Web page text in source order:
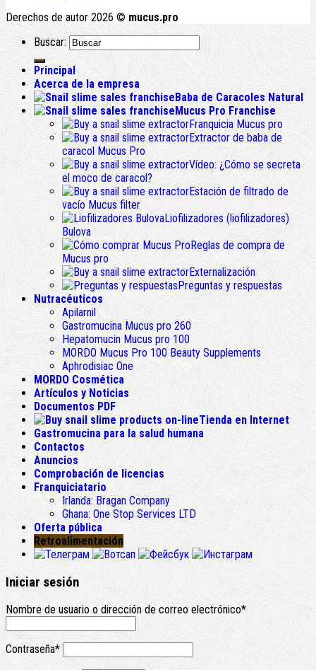
Derechos de autor 2026 © mucus.pro
Buscar:
Principal
Acerca de la empresa
Baba de Caracoles Natural
Mucus Pro Franchise
Franquicia Mucus pro
Extractor de baba de
caracol Mucus Pro
Vídeo: ¿Cómo se secreta
el moco de caracol?
Estación de filtrado de
vacío Mucus filter
Liofilizadores (liofilizadores)
Bulova
Reglas de compra de
Mucus pro
Externalización
Preguntas y respuestas
Nutracéuticos
Apilarnil
Gastromucina Mucus pro 260
Hepatomucin Mucus pro 100
MORDO Mucus Pro 100 Beauty Supplements
Aphrodisiac One
MORDO Cosmética
Artículos y Noticias
Documentos PDF
Tienda en Internet
Gastromucina para la salud humana
Contactos
Anuncios
Comprobación de licencias
Franquiciatario
Irlanda: Bragan Company
Ghana: One Stop Services LTD
Oferta pública
Retroalimentación
Iniciar sesión
Nombre de usuario o dirección de correo electrónico*
Contraseña*